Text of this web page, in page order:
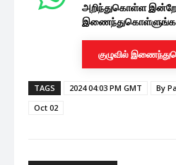
அறிந்துகொள்ள இன்றே
குழுவில்
TAGS 2024 04:03 PM GMT By
Oct 02